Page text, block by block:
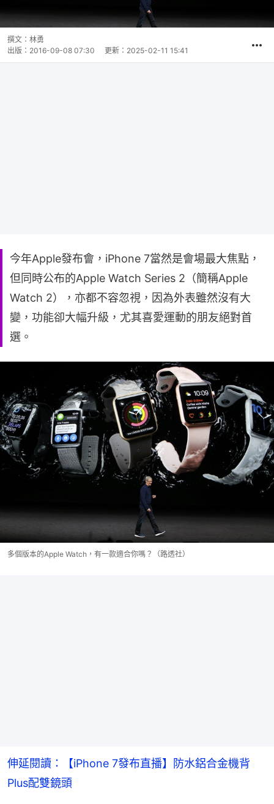
撰文： 林勇
出版： 2016-09-08 07:30 更新： 2025-02-11 15:41
今年Apple發布會，iPhone 7當然是會場最大焦點，
但同時公布的Apple Watch Series 2（簡稱Apple
Watch 2），亦都不容忽視，因為外表雖然沒有大
變，功能卻大幅升級，尤其喜愛運動的朋友絕對首
選。
多個版本的Apple Watch，有一款適合你嗎？（路透社）
伸延閱讀：【iPhone 7發布直播】防水鋁合金機背
Plus配雙鏡頭